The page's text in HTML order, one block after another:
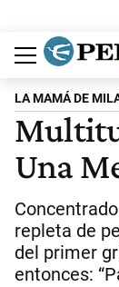
Política
Economía
Judiciales
Sociedad
Cultura
Espectáculos
Deportes
Protagonistas
LA MAMÁ DE
Una
repleta de
del primer
entonces: